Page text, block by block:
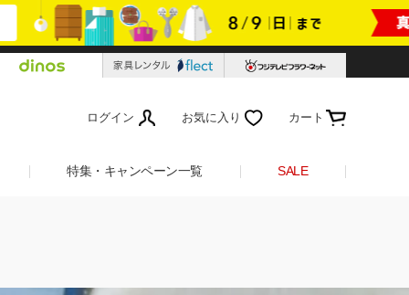
ログイン お気に入り カート
特集・キャンペーン一覧 SALE